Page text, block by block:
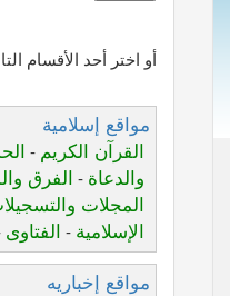
أو اختر أحد الأقسام
مواقع إسلامية
القرآن الكريم -
والدعاة - الفرق
المجلات
الإسلامية - الفتاوى
مواقع إخباريه